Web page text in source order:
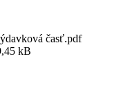
časť.pdf
kB